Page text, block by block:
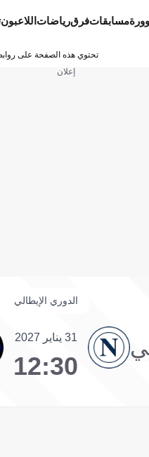
مسابقاتفرقرياضات اللاعبون
تحتوي هذه الصفحة على
إعلان
الدوري الإيطالي
31 يناير 2027
12:30